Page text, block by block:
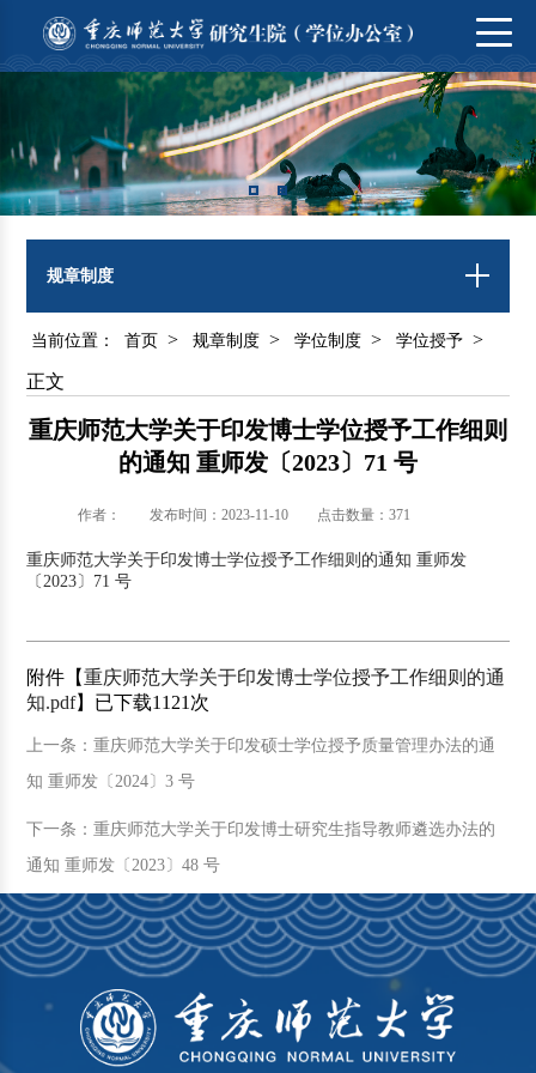
规章制度
当前位置： 首页 > 规章制度 > 学位制度 > 学位授予 >
正文
重庆师范大学关于印发博士学位授予工作细则
的通知 重师发〔2023〕71 号
作者： 发布时间：2023-11-10 点击数量： 371
重庆师范大学关于印发博士学位授予工作细则的通知 重师发
〔2023〕71 号
附件【重庆师范大学关于印发博士学位授予工作细则的通
知.pdf】已下载1121 次
上一条：重庆师范大学关于印发硕士学位授予质量管理办法的通
知 重师发〔2024〕3 号
下一条：重庆师范大学关于印发博士研究生指导教师遴选办法的
通知 重师发〔2023〕48 号